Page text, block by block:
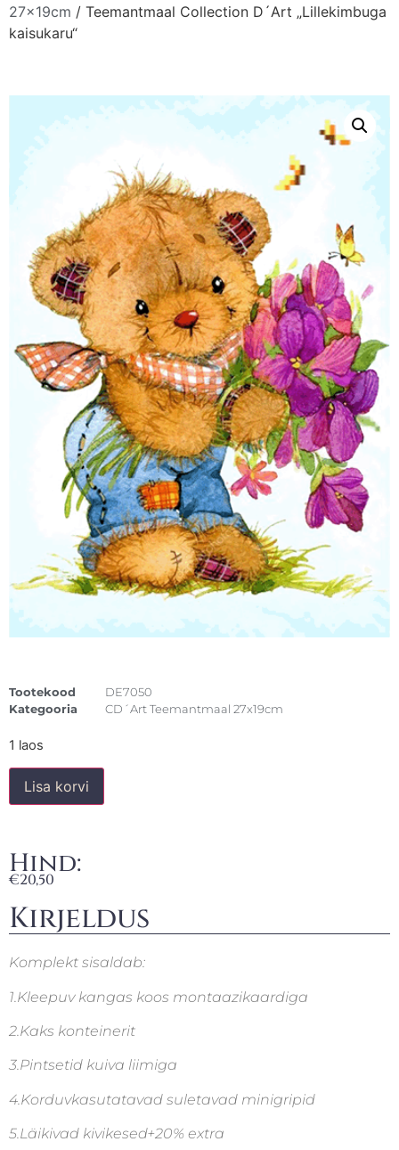
27x19cm / Teemantmaal Collection D´Art „Lillekimbuga
kaisukaru“
Tootekood
DE7050
Kategooria
CD´Art Teemantmaal 27x19cm
1 laos
Lisa korvi
Hind:
€20,50
Kirjeldus
Komplekt sisaldab:
1.Kleepuv kangas koos montaazikaardiga
2.Kaks konteinerit
3.Pintsetid kuiva liimiga
4.Korduvkasutatavad suletavad minigripid
5.Läikivad kivikesed+20% extra